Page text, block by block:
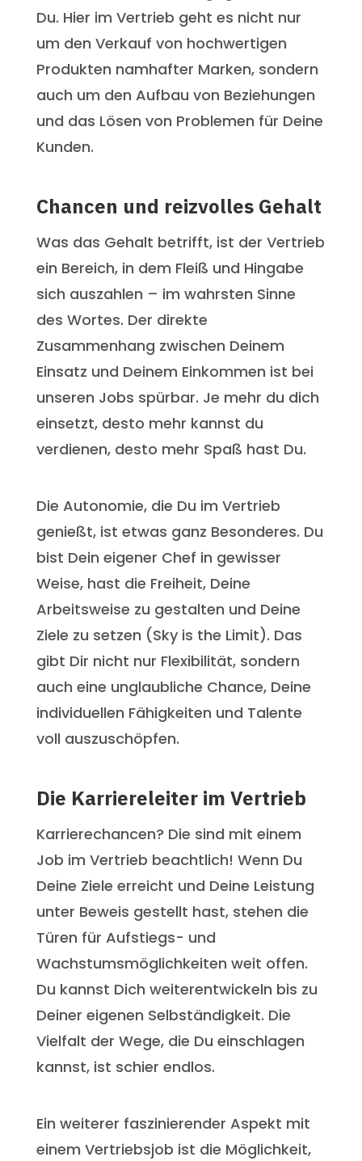
Du. Hier im Vertrieb geht es nicht nur
um den Verkauf von hochwertigen
Produkten namhafter Marken, sondern
auch um den Aufbau von Beziehungen
und das Lösen von Problemen für Deine
Kunden.
Chancen und reizvolles Gehalt
Was das Gehalt betrifft, ist der Vertrieb
ein Bereich, in dem Fleiß und Hingabe
sich auszahlen – im wahrsten Sinne
des Wortes. Der direkte
Zusammenhang zwischen Deinem
Einsatz und Deinem Einkommen ist bei
unseren Jobs spürbar. Je mehr du dich
einsetzt, desto mehr kannst du
verdienen, desto mehr Spaß hast Du.
Die Autonomie, die Du im Vertrieb
genießt, ist etwas ganz Besonderes. Du
bist Dein eigener Chef in gewisser
Weise, hast die Freiheit, Deine
Arbeitsweise zu gestalten und Deine
Ziele zu setzen (Sky is the Limit). Das
gibt Dir nicht nur Flexibilität, sondern
auch eine unglaubliche Chance, Deine
individuellen Fähigkeiten und Talente
voll auszuschöpfen.
Die Karriereleiter im Vertrieb
Karrierechancen? Die sind mit einem
Job im Vertrieb beachtlich! Wenn Du
Deine Ziele erreicht und Deine Leistung
unter Beweis gestellt hast, stehen die
Türen für Aufstiegs- und
Wachstumsmöglichkeiten weit offen.
Du kannst Dich weiterentwickeln bis zu
Deiner eigenen Selbständigkeit. Die
Vielfalt der Wege, die Du einschlagen
kannst, ist schier endlos.
Ein weiterer faszinierender Aspekt mit
einem Vertriebsjob ist die Möglichkeit,